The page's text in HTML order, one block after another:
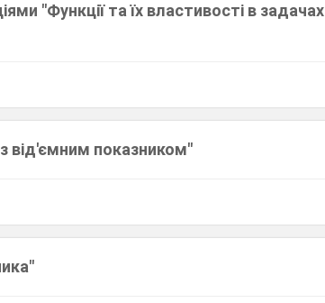
"Функції та їх властивості в задачах
від'ємним показником"